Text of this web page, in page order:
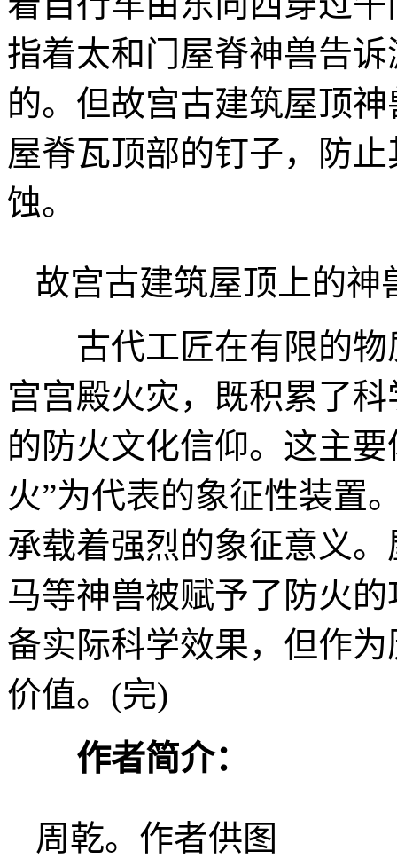
指着太和门屋脊神兽告
的。但故宫古建筑屋顶
屋脊瓦顶部的钉子，防
蚀。
故宫古建筑屋顶上的神
古代工匠在有限的物
宫宫殿火灾，既积累了
的防火文化信仰。这主
火”为代表的象征性装置
承载着强烈的象征意义
马等神兽被赋予了防火
备实际科学效果，但作
价值。(完)
作者简介：
周乾。作者供图